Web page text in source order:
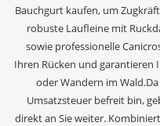
Bauchgurt kaufen, um
robuste Laufleine mit
sowie professionelle
Ihren Rücken und garantieren
oder Wandern im
Umsatzsteuer befreit bin,
direkt an Sie weiter.